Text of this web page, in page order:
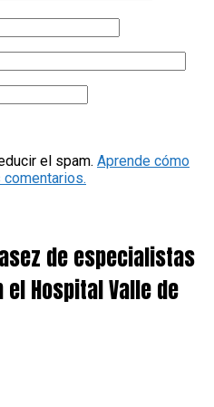
el spam. Aprende cómo
de especialistas
Hospital Valle de